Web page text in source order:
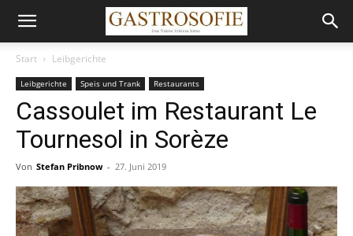
Start Leibgerichte
Leibgerichte Speis und Trank Restaurants
Cassoulet im Restaurant Le
Tournesol in Sorèze
Von Stefan Pribnow - 27. Juni 2019